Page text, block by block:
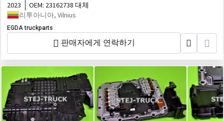
2023 OEM: 23162738 대체
리투아니아, Vilnius
EGDA truckparts
판매자에게 연락하기